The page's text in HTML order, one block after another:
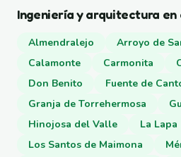
Ingeniería y arquitectura
Almendralejo Arroyo de
Calamonte
Carmonita
Don Benito
Fuente de
Granja de Torrehermosa
Hinojosa del Valle
La Lapa
Los Santos de Maimona